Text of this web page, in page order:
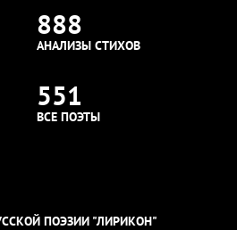
888
АНАЛИЗЫ СТИХОВ
551
ВСЕ ПОЭТЫ
ПОЭЗИИ "ЛИРИКОН"